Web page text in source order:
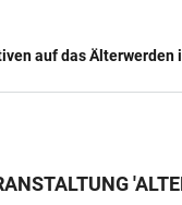
auf das
'